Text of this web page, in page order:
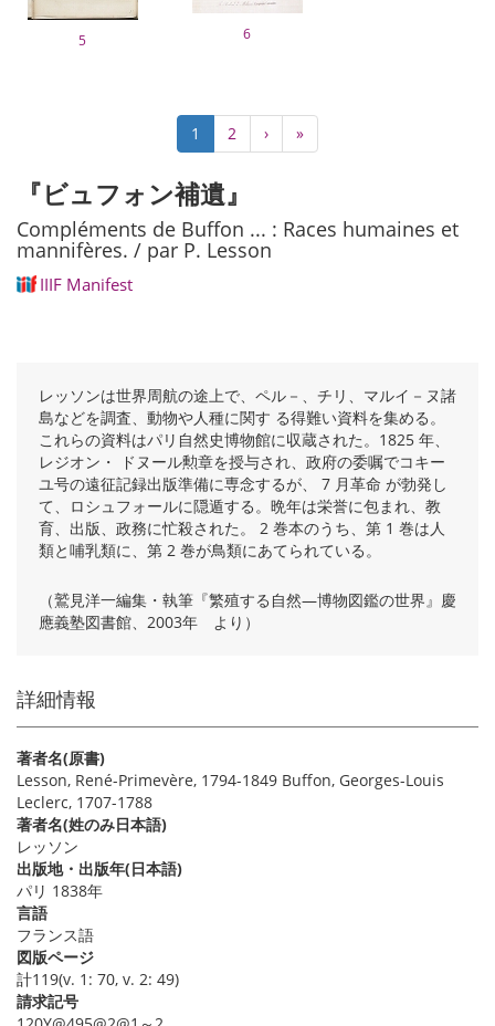
5 6
Current
page
1 Page
2
Next
page
›
Last
page
»
『ビュフォン補遺』
Compléments de Buffon ... : Races humaines et
mannifères. / par P. Lesson
IIIF Manifest
レッソンは世界周航の途上で、ペル－、チリ、マルイ－ヌ諸
島などを調査、動物や人種に関す る得難い資料を集める。
これらの資料はパリ自然史博物館に収蔵された。1825 年、
レジオン・ ドヌール勲章を授与され、政府の委嘱でコキー
ユ号の遠征記録出版準備に専念するが、 7 月革命 が勃発し
て、ロシュフォールに隠遁する。晩年は栄誉に包まれ、教
育、出版、政務に忙殺された。 2 巻本のうち、第 1 巻は人
類と哺乳類に、第 2 巻が鳥類にあてられている。
（鷲見洋一編集・執筆『繁殖する自然―博物図鑑の世界』慶
應義塾図書館、2003年 より）
詳細情報
著者名(原書)
Lesson, René-Primevère, 1794-1849 Buffon, Georges-Louis
Leclerc, 1707-1788
著者名(姓のみ日本語)
レッソン
出版地・出版年(日本語)
パリ 1838年
言語
フランス語
図版ページ
計119(v. 1: 70, v. 2: 49)
請求記号